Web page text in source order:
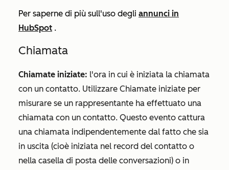
Per saperne di più sull'uso degli annunci in
HubSpot .
Chiamata
Chiamate iniziate: l'ora in cui è iniziata la chiamata
con un contatto. Utilizzare Chiamate iniziate per
misurare se un rappresentante ha effettuato una
chiamata con un contatto. Questo evento cattura
una chiamata indipendentemente dal fatto che sia
in uscita (cioè iniziata nel record del contatto o
nella casella di posta delle conversazioni) o in